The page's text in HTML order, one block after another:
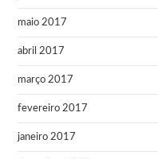
maio 2017
abril 2017
março 2017
fevereiro 2017
janeiro 2017